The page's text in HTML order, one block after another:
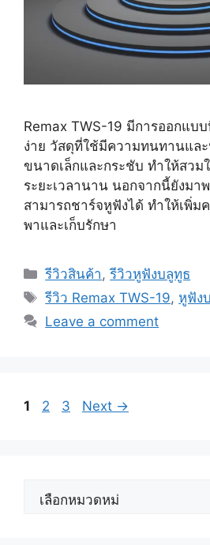
Remax TWS-19 มีการออกแบ
ง่าย วัสดุที่ใช้มีความทนทานแล
ขนาดเล็กและกระชับ ทำให้สวม
ระยะเวลานาน นอกจากนี้ยังมา
สามารถชาร์จหูฟังได้ ทำให้เพิ่ม
พาและเก็บรักษา
Categories
รีวิวสินค้า ,รีวิวหูฟังบลูทูธ
Tags
รีวิว Remax TWS-19, หูฟัง
Leave a comment
Page
1 Page
2 Page
3 Next →
หมวด